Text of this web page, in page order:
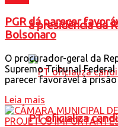
à presidência da
PT oficializa
PGR dá parecer
Bolsonaro
O procurador-geral da
Supremo Tribunal
parecer favorável à
Leia mais